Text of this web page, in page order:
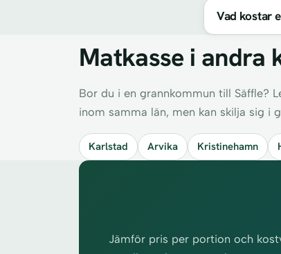
Vad kostar
Matkasse i andra
Bor du i en grannkommun till Säffle?
inom samma län, men kan skilja sig i
Karlstad Arvika Kristinehamn
Jämför pris per portion och